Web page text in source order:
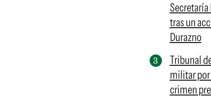
Suscribite x
Secretaría
tras un
Durazno
Tribunal
militar por
crimen